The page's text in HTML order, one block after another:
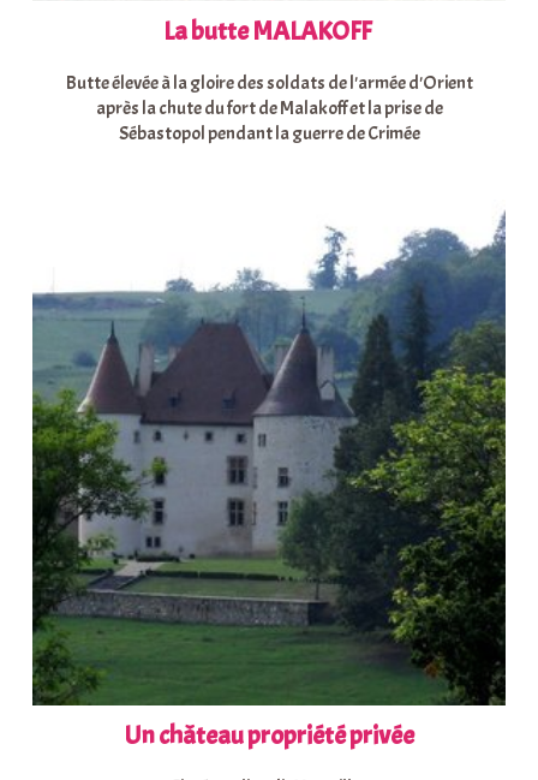
La butte MALAKOFF
Butte élevée à la gloire des soldats de l'armée d'Orient
après la chute du fort de Malakoff et la prise de
Sébastopol pendant la guerre de Crimée
Un château propriété privée